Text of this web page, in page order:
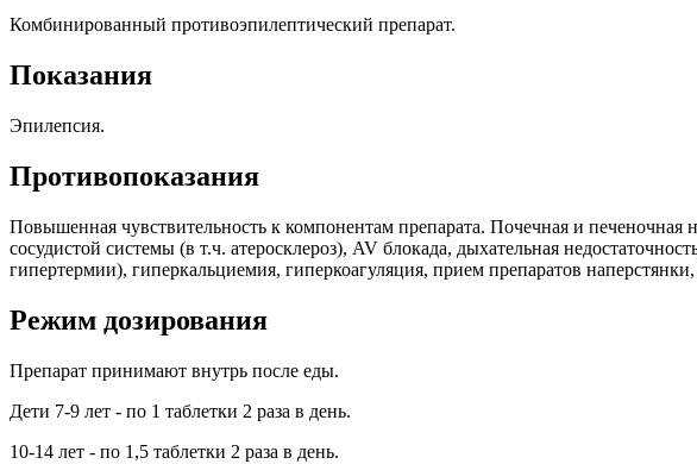
Комбинированный противоэпилептический препарат.
Показания
Эпилепсия.
Противопоказания
Повышенная чувствительность к компонентам препарата. Почечная и печеночная
сосудистой системы (в т.ч. атеросклероз), AV блокада, дыхательная
гипертермии), гиперкальциемия, гиперкоагуляция, прием препаратов
Режим дозирования
Препарат принимают внутрь после еды.
Дети 7-9 лет - по 1 таблетки 2 раза в день.
10-14 лет - по 1,5 таблетки 2 раза в день.